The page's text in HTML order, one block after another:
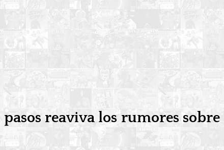
reaviva los rumores sobre